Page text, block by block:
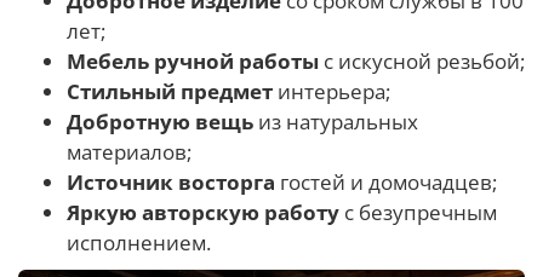
лет;
Мебель ручной работы с искусной резьбой;
Стильный предмет интерьера;
Добротную вещь из натуральных
материалов;
Источник восторга гостей и домочадцев;
Яркую авторскую работу с безупречным
исполнением.